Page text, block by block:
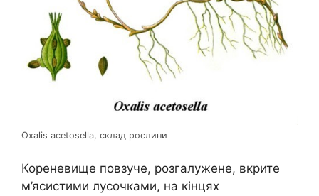
Oxalis acetosella, склад рослини
Кореневище повзуче, розгалужене, вкрите
м’ясистими лусочками, на кінцях